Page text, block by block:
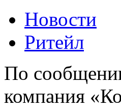
Новости
Ритейл
По
компания